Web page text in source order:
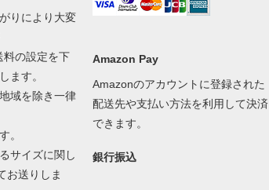
りにより大変
料の設定を下
ます。
域を除き一律
。
サイズに関し
お送りしま
Amazon Pay
Amazonのアカウントに登録された
配送先や支払い方法を利用して決済
できます。
銀行振込